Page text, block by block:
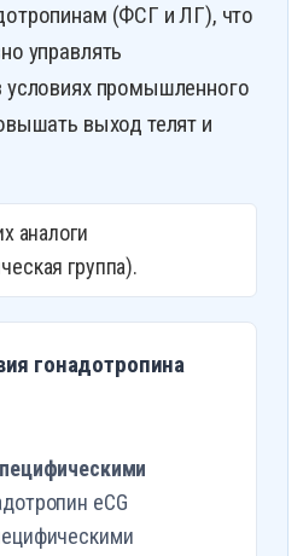
(ФСГ и ЛГ), что
управлять
условиях промышленного
выход телят и
аналоги
группа).
гонадотропина
eCG